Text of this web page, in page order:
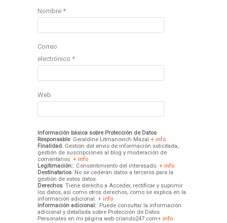
Nombre *
Correo
electrónico *
Web
Información básica sobre Protección de Datos
Responsable: Geraldine Litmanovich Mazal + info
Finalidad : Gestión del envío de información solicitada,
gestión de suscripciones al blog y moderación de
comentarios. + info
Legitimación:: Consentimiento del interesado. + info
Destinatarios: No se cederán datos a terceros para la
gestión de estos datos.
Derechos: Tiene derecho a Acceder, rectificar y suprimir
los datos, así como otros derechos, como se explica en la
información adicional. + info
Información adicional:: Puede consultar la información
adicional y detallada sobre Protección de Datos
Personales en mi página web criando247.com+ info